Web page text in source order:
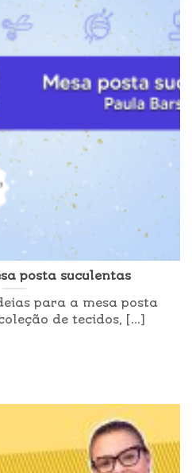
posta suculentas
para a mesa posta
de tecidos, [...]